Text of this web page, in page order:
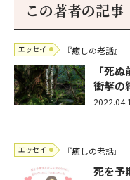
この著者の記事
エッセイ 『癒しの老話』
「死
衝撃の
エッセイ 『癒しの老話』
死を予